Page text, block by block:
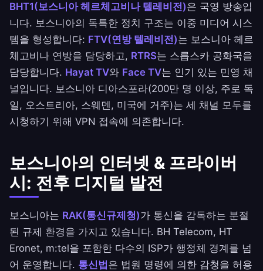
BHT1(보스니아 헤르체고비나 텔레비전)은 국영 방송입
니다. 보스니아의 독특한 정치 구조는 이중 미디어 시스
템을 형성합니다: FTV(연방 텔레비전)는 보스니아 헤르
체고비나 연방을 담당하고, RTRS는 스릅스카 공화국을
담당합니다. Hayat TV와 Face TV는 인기 있는 민영 채
널입니다. 보스니아 디아스포라(200만 명 이상, 주로 독
일, 오스트리아, 스웨덴, 미국에 거주)는 세 채널 모두를
시청하기 위해 VPN 접속에 의존합니다.
보스니아의 인터넷 & 프라이버
시: 전후 디지털 발전
보스니아는 RAK(통신규제청)가 통신을 감독하는 분절
된 규제 환경을 가지고 있습니다. BH Telecom, HT
Eronet, m:tel을 포함한 다수의 ISP가 행정체 경계를 넘
어 운영합니다. 통신법 은 법원 명령에 의한 감청을 허용